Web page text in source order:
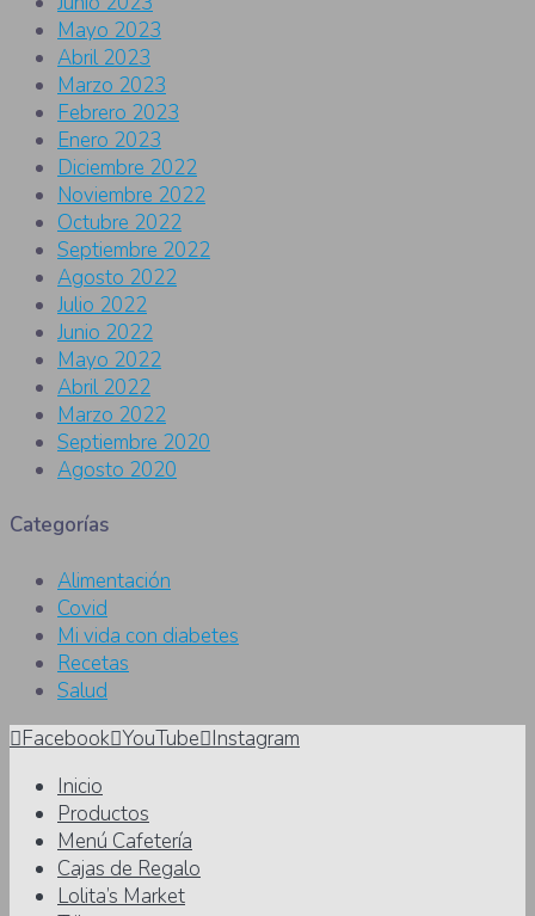
Mayo 2023
Abril 2023
Marzo 2023
Febrero 2023
Enero 2023
Diciembre 2022
Noviembre 2022
Octubre 2022
Septiembre 2022
Agosto 2022
Julio 2022
Junio 2022
Mayo 2022
Abril 2022
Marzo 2022
Septiembre 2020
Agosto 2020
Categorías
Alimentación
Covid
Mi vida con diabetes
Recetas
Salud
Facebook YouTube Instagram
Inicio
Productos
Menú Cafetería
Cajas de Regalo
Lolita’s Market